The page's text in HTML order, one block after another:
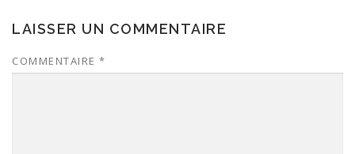
LAISSER UN COMMENTAIRE
COMMENTAIRE *